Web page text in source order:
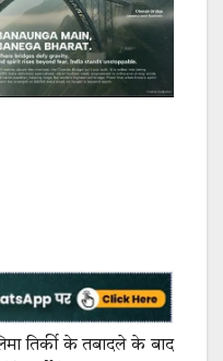
तिर्की के तबादले के बाद